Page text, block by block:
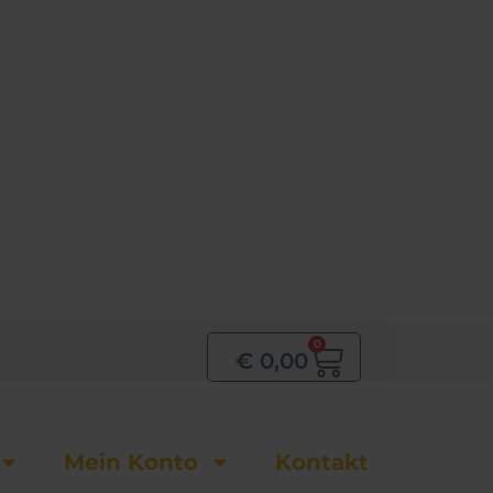
€ 0,00
0
Mein Konto Kontakt